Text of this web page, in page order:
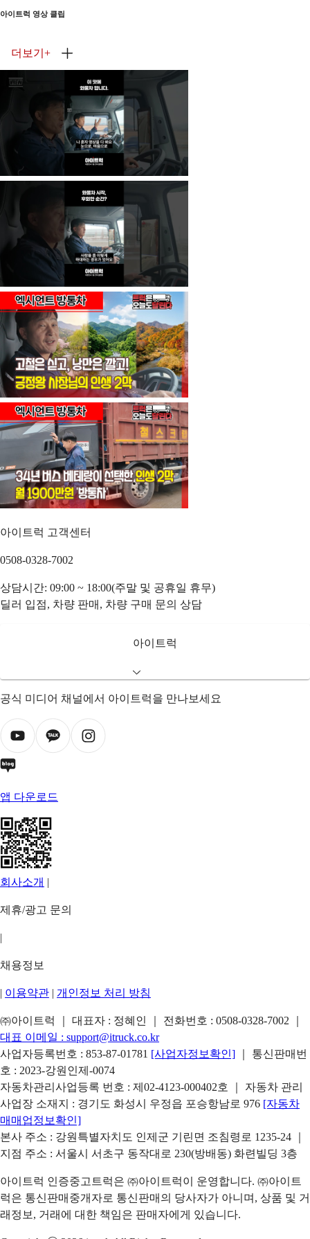
아이트럭 영상 클립
더보기 +
아이트럭 고객센터
0508-0328-7002
상담시간: 09:00 ~ 18:00(주말 및 공휴일 휴무)
딜러 입점, 차량 판매, 차량 구매 문의 상담
아이트럭
공식 미디어 채널에서 아이트럭을 만나보세요
앱 다운로드
회사소개 |
제휴/광고 문의
|
채용정보
| 이용약관 | 개인정보 처리 방침
㈜아이트럭 ｜ 대표자 : 정혜인 ｜ 전화번호 : 0508-0328-7002
대표 이메일 : support@itruck.co.kr
사업자등록번호 : 853-87-01781 [사업자정보확인]
｜ 통신판매번
호 : 2023-강원인제-0074
자동차관리사업등록 번호 : 제02-4123-000402호 ｜ 자동차 관리
사업장 소재지 : 경기도 화성시 우정읍 포승항남로 976 [자동차
매매업정보확인]
본사 주소 : 강원특별자치도 인제군 기린면 조침령로 1235-24 ｜
지점 주소 : 서울시 서초구 동작대로 230(방배동) 화련빌딩 3층
아이트럭 인증중고트럭은 ㈜아이트럭이 운영합니다. ㈜아이트
럭은 통신판매중개자로 통신판매의 당사자가 아니며, 상품 및 거
래정보, 거래에 대한 책임은 판매자에게 있습니다.